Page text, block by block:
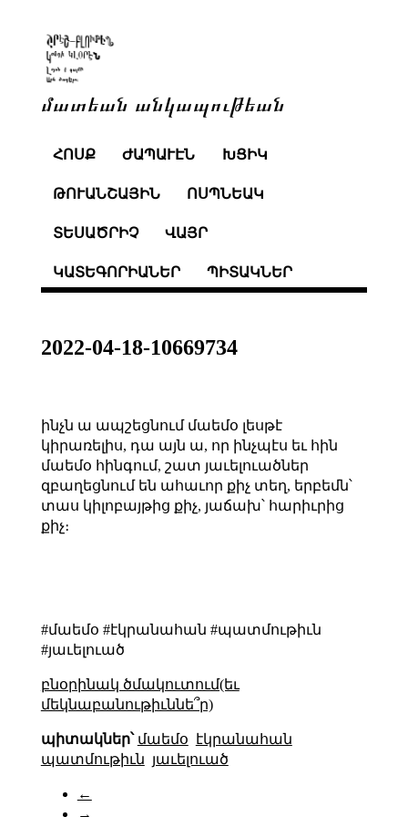
մատեան անկապութեան
ՀՈՍՔ ԺԱՊԱՒԷՆ ԽՑԻԿ
ԹՈՒԱՆՇԱՅԻՆ ՈՍՊՆԵԱԿ
ՏԵՍԱԾՐԻՉ ՎԱՅՐ
ԿԱՏԵԳՈՐԻԱՆԵՐ ՊԻՏԱԿՆԵՐ
2022-04-18-10669734
ինչն ա ապշեցնում մաեմօ լեսթէ
կիրառելիս, դա այն ա, որ ինչպէս եւ հին
մաեմօ հինգում, շատ յաւելուածներ
զբաղեցնում են ահաւոր քիչ տեղ, երբեմն՝
տաս կիլոբայթից քիչ, յաճախ՝ հարիւրից
քիչ։
#մաեմօ #էկրանահան #պատմութիւն
#յաւելուած
բնօրինակ ծմակուտում(եւ
մեկնաբանութիւննե՞ր)
պիտակներ՝ մաեմօ
էկրանահան
պատմութիւն յաւելուած
←
→